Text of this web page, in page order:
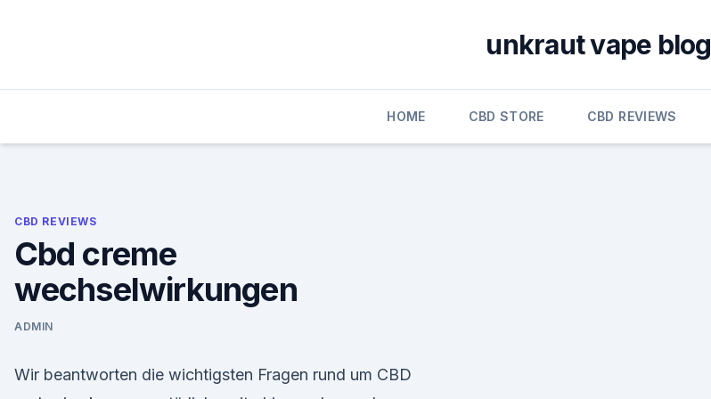
unkraut vape blog
HOME CBD STORE CBD REVIEWS
CBD REVIEWS
Cbd creme
wechselwirkungen
ADMIN
Wir beantworten die wichtigsten Fragen rund um CBD